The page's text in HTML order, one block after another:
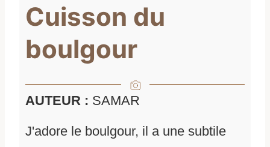
Cuisson du
boulgour
AUTEUR : SAMAR
J'adore le boulgour, il a une subtile